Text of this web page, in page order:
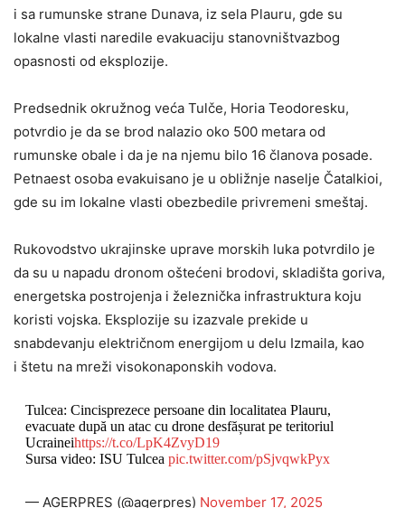
i sa rumunske strane Dunava, iz sela Plauru, gde su
lokalne vlasti naredile evakuaciju stanovništvazbog
opasnosti od eksplozije.
Predsednik okružnog veća Tulče, Horia Teodoresku,
potvrdio je da se brod nalazio oko 500 metara od
rumunske obale i da je na njemu bilo 16 članova posade.
Petnaest osoba evakuisano je u obližnje naselje Čatalkioi,
gde su im lokalne vlasti obezbedile privremeni smeštaj.
Rukovodstvo ukrajinske uprave morskih luka potvrdilo je
da su u napadu dronom oštećeni brodovi, skladišta goriva,
energetska postrojenja i železnička infrastruktura koju
koristi vojska. Eksplozije su izazvale prekide u
snabdevanju električnom energijom u delu Izmaila, kao
i štetu na mreži visokonaponskih vodova.
Tulcea: Cincisprezece persoane din localitatea Plauru,
evacuate după un atac cu drone desfășurat pe teritoriul
Ucraineihttps://t.co/LpK4ZvyD19
Sursa video: ISU Tulcea pic.twitter.com/pSjvqwkPyx
— AGERPRES (@agerpres) November 17, 2025